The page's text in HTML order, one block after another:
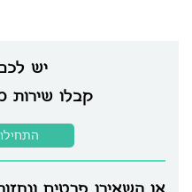
יש
קבלו שירות